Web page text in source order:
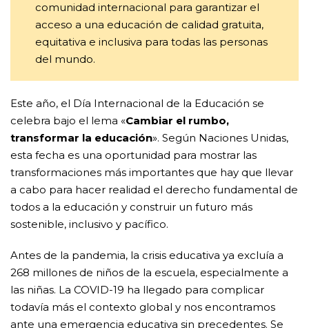
comunidad internacional para garantizar el
acceso a una educación de calidad gratuita,
equitativa e inclusiva para todas las personas
del mundo.
Este año, el Día Internacional de la Educación se
celebra bajo el lema «Cambiar el rumbo,
transformar la educación». Según Naciones Unidas,
esta fecha es una oportunidad para mostrar las
transformaciones más importantes que hay que llevar
a cabo para hacer realidad el derecho fundamental de
todos a la educación y construir un futuro más
sostenible, inclusivo y pacífico.
Antes de la pandemia, la crisis educativa ya excluía a
268 millones de niños de la escuela, especialmente a
las niñas. La COVID-19 ha llegado para complicar
todavía más el contexto global y nos encontramos
ante una emergencia educativa sin precedentes. Se